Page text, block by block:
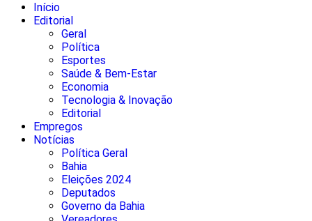
Início
Editorial
Geral
Política
Esportes
Saúde & Bem-Estar
Economia
Tecnologia & Inovação
Editorial
Empregos
Notícias
Política Geral
Bahia
Eleições 2024
Deputados
Governo da Bahia